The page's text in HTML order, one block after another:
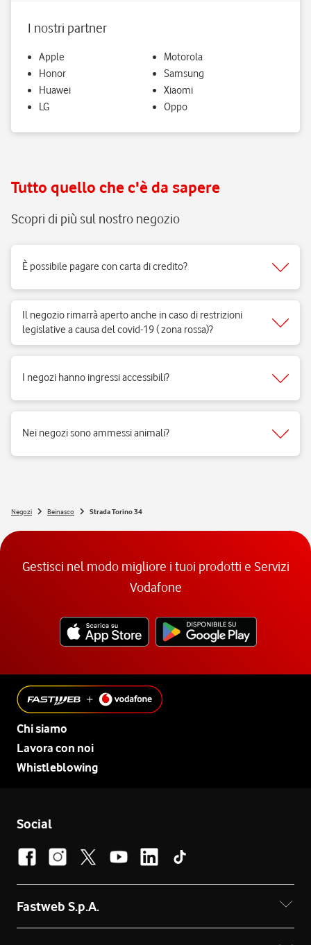
I nostri partner
Apple
Honor
Huawei
LG
Motorola
Samsung
Xiaomi
Oppo
Tutto quello che c'è da sapere
Scopri di più sul nostro negozio
È possibile pagare con carta di credito?
Il negozio rimarrà aperto anche in caso di restrizioni
legislative a causa del covid-19 ( zona rossa)?
I negozi hanno ingressi accessibili?
Nei negozi sono ammessi animali?
Negozi Beinasco Strada Torino 34
Gestisci nel modo migliore i tuoi prodotti e Servizi
Vodafone
Chi siamo
Lavora con noi
Whistleblowing
Social
Fastweb S.p.A.